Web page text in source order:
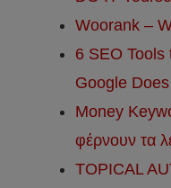
Woorank –
6 SEO Tools
Google Does
Money
φέρνουν τα
TOPICAL